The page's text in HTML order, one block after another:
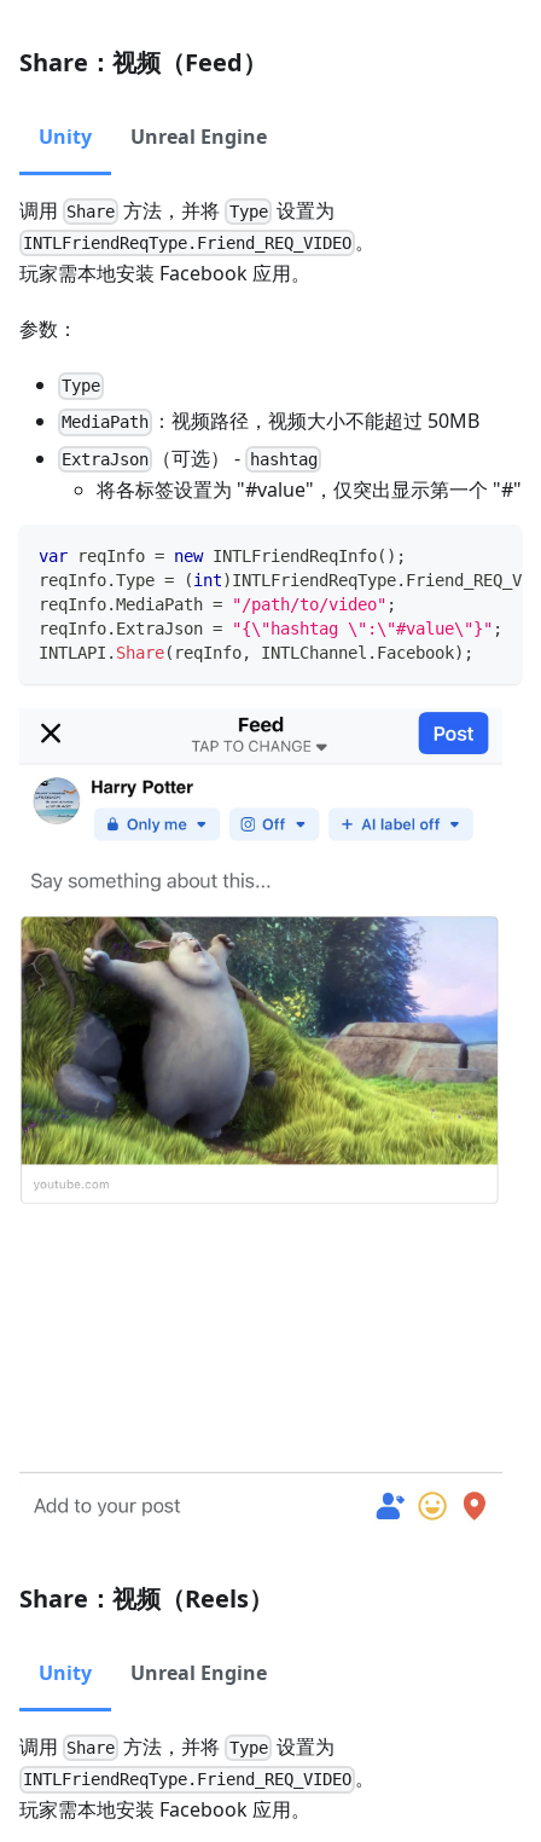
Share：视频（Feed）
Unity Unreal Engine
调用 Share 方法，并将 Type设置为
INTLFriendReqType.Friend_REQ_VIDEO 。
玩家需本地安装 Facebook 应用。
参数：
Type
MediaPath
：视频路径，视频大小不能超过 50MB
ExtraJson （可选） - hashtag
将各标签设置为 "#value"，仅突出显示第一个 "#"
var reqInfo = new INTLFriendReqInfo( ) ;
reqInfo.Type = (int)INTLFriendReqType.
reqInfo.MediaPath = "/path/to/video" ;
reqInfo. ExtraJson = "{\"hashtag \":\"#value\"}" ;
INTLAPI . Share( reqInfo, INTLChannel . Facebook) ;
Share：视频（Reels）
Unity Unreal Engine
调用 Share 方法，并将 Type设置为
INTLFriendReqType.Friend_REQ_VIDEO 。
玩家需本地安装 Facebook 应用。